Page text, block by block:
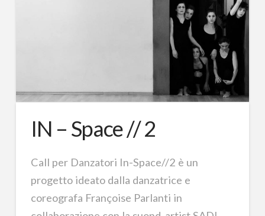
IN – Space // 2
Call per Danzatori In-Space//2 è un
progetto ideato dalla danzatrice e
coreografa Françoise Parlanti in